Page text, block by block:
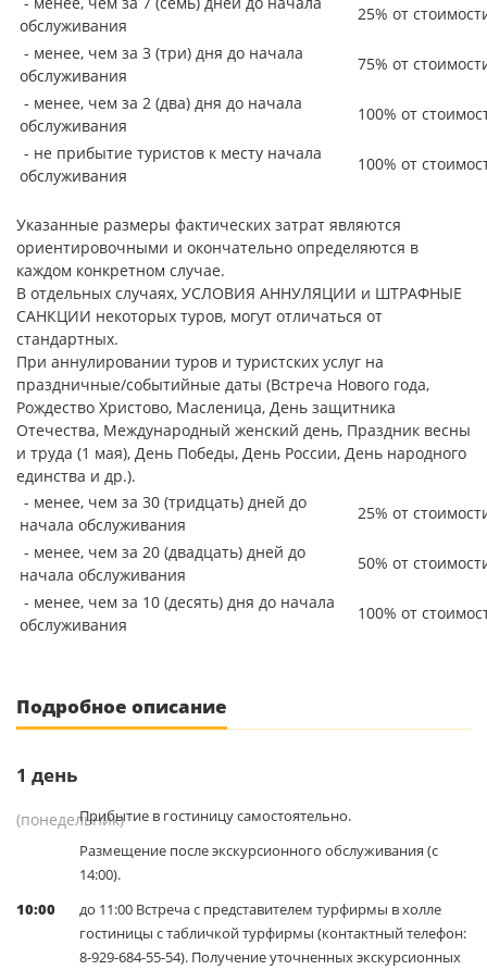
обслуживания
25% от
- менее, чем за 3 (три) дня до начала
обслуживания
75% от
- менее, чем за 2 (два) дня до начала
обслуживания
100% от
- не прибытие туристов к месту начала
обслуживания
100% от
Указанные размеры фактических затрат являются
ориентировочными и окончательно определяются в
каждом конкретном случае.
В отдельных случаях, УСЛОВИЯ АННУЛЯЦИИ и ШТРАФНЫЕ
САНКЦИИ некоторых туров, могут отличаться от
стандартных.
При аннулировании туров и туристских услуг на
праздничные/событийные даты (Встреча Нового года,
Рождество Христово, Масленица, День защитника
Отечества, Международный женский день, Праздник весны
и труда (1 мая), День Победы, День России, День народного
единства и др.).
- менее, чем за 30 (тридцать) дней до
начала обслуживания
25% от
- менее, чем за 20 (двадцать) дней до
начала обслуживания
50% от
- менее, чем за 10 (десять) дня до начала
обслуживания
100% от
Подробное описание
1 день
(понедельник)Прибытие в гостиницу самостоятельно.
Размещение после экскурсионного обслуживания (с
14:00).
10:00
до 11:00 Встреча с представителем турфирмы в холле
гостиницы с табличкой турфирмы (контактный телефон:
8-929-684-55-54). Получение уточненных экскурсионных